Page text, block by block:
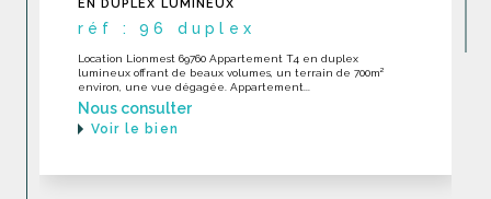
DERNIER ÉTAGE EXCELLENT ÉTAT
réf : 232
LOCATION Ecully 69130 RARE Appartement toit-terrase en
dernier étage en excellent état dans une construction
récente avec piscine. Appartement...
Nous consulter
Voir le bien